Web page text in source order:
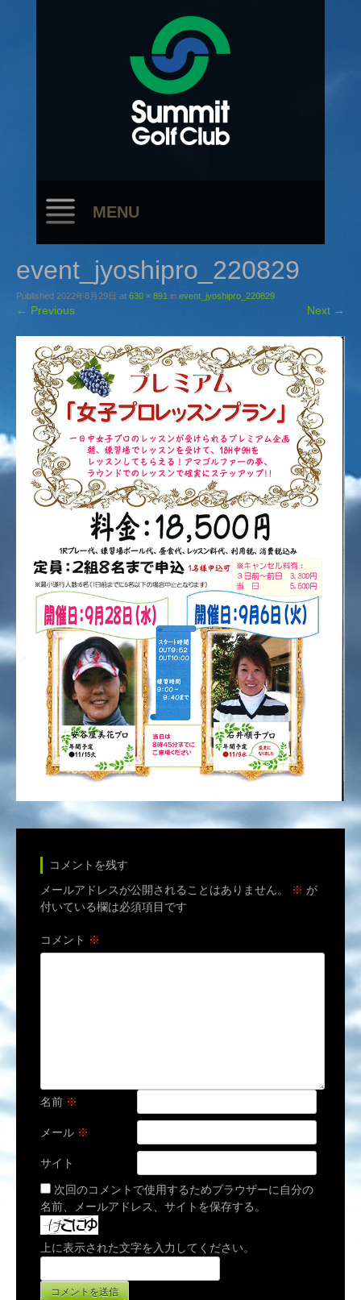
MENU
event_jyoshipro_220829
Published 2022年8月29日 at 630 × 891 in event_jyoshipro_220829
← Previous Next →
コメントを残す
メールアドレスが公開されることはありません。
※ が
付いている欄は必須項目です
コメント ※
名前 ※
メール ※
サイト
次回のコメントで使用するためブラウザーに自分の
名前、メールアドレス、サイトを保存する。
上に表示された文字を入力してください。